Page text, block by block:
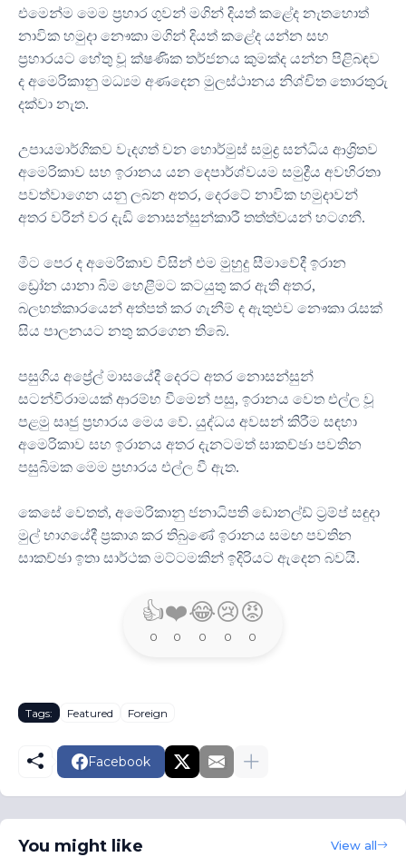
එමෙන්ම මෙම ප්‍රහාර ගුවන් මගින් දියත් කළේද නැතහොත්
නාවික හමුදා නෞකා මගින් දියත් කළේද යන්න සහ
ප්‍රහාරයට හේතු වූ ක්ෂණික තර්ජනය කුමක්ද යන්න පිළිබඳව
ද අමෙරිකානු මධ්‍යම අණදෙන මුලස්ථානය නිශ්චිත තොරතුරු
දක්වා නැත.
උපායමාර්ගිකව වැදගත් වන හොර්මුස් සමුද්‍ර සන්ධිය ආශ්‍රිතව
අමෙරිකාව සහ ඉරානය යන දෙපාර්ශ්වයම සමුද්‍රීය අවහිරතා
පවත්වාගෙන යනු ලබන අතර, දෙරටේ නාවික හමුදාවන්
අතර වරින් වර දැඩි නොසන්සුන්කාරී තත්ත්වයන් හටගනී.
මීට පෙර ද අමෙරිකාව විසින් එම මුහුදු සීමාවේදී ඉරාන
ඩ්‍රෝන යානා බිම හෙළීමට කටයුතු කර ඇති අතර,
බලහත්කාරයෙන් අත්පත් කර ගැනීම් ද ඇතුළුව නෞකා රැසක්
සිය පාලනයට නතු කරගෙන තිබේ.
පසුගිය අප්‍රේල් මාසයේදී දෙරට අතර නොසන්සුන්
සටන්විරාමයක් ආරම්භ වීමෙන් පසු, ඉරානය වෙත එල්ල වූ
පළමු සෘජු ප්‍රහාරය මෙය වේ. යුද්ධය අවසන් කිරීම සඳහා
අමෙරිකාව සහ ඉරානය අතර දැනටමත් සාකච්ඡා පවතින
පසුබිමක මෙම ප්‍රහාරය එල්ල වී ඇත.
කෙසේ වෙතත්, අමෙරිකානු ජනාධිපති ඩොනල්ඩ් ට්‍රම්ප් සඳුදා
මුල් භාගයේදී ප්‍රකාශ කර තිබුණේ ඉරානය සමඟ පවතින
සාකච්ඡා ඉතා සාර්ථක මට්ටමකින් ඉදිරියට ඇදෙන බවයි.
👍
0
❤️
0
😂
0
😢
0
😡
0
Tags: Featured Foreign
Facebook
You might like View all